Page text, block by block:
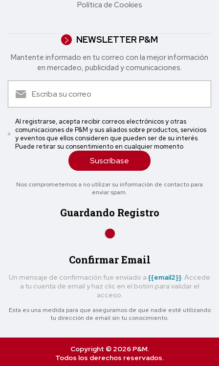
Política de Cookies
NEWSLETTER P&M
Mantente informado en tu correo con la mejor in formación
en mercadeo, publicidad y comunicaciones.
Al registrarse, acepta recibir correos electrónicos y otras
comunicaciones de P&M y sus aliados sobre productos, servicios
y eventos que ellos consideren que pueden ser de su interés.
Puede retirar su consentimiento en cualquier momento
Suscríbase
Nos comprometemos a no utilizar su información de contacto para
enviar spam.
Guardando Registro
Confirmar Email
Un mensaje de confirmación fue enviado a {{email2}}. Accede
a tu cuenta de email y haz clic en el botón para validar el
acceso.
Esta es una medida para que asegurarnos de que nadie esté utilizando
tu dirección de email sin tu conocimiento.
Copyright © 2026 P&M.
Todos los derechos reservados.